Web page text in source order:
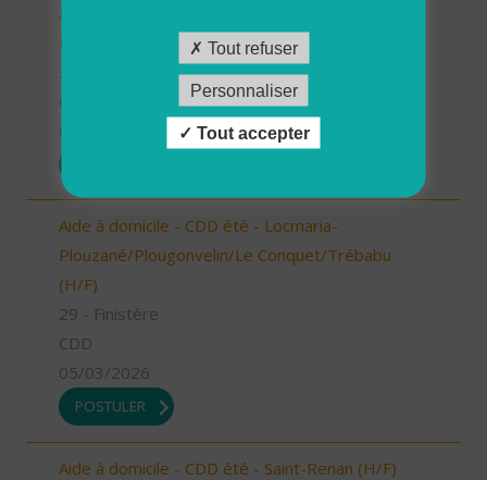
Aide à domicile - CDD été - Plouarzel/Lampaul-
Plouarzel/Ploumoguer (H/F)
Aide à domicile - CDD été - Locmaria-
Plouzané/Plougonvelin/Le Conquet/Trébabu
(H/F)
29 - Finistère
CDD
05/03/2026
POSTULER
Aide à domicile - CDD été - Saint-Renan (H/F)
Tout refuser
Personnaliser
Tout accepter